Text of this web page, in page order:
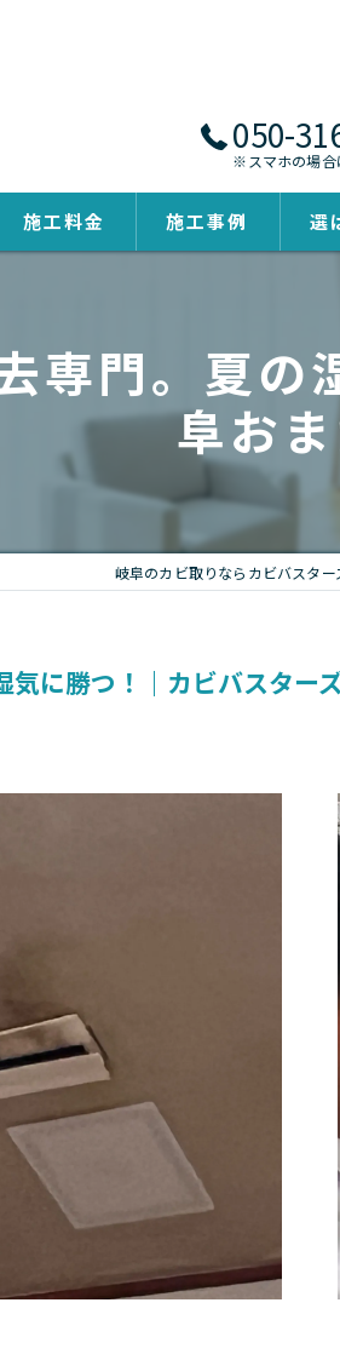
050-
※スマホの場合
施工料金 施工事例 選
専門。夏の
阜お
岐阜のカビ取りならカビバスター
に勝つ！｜カビバスター